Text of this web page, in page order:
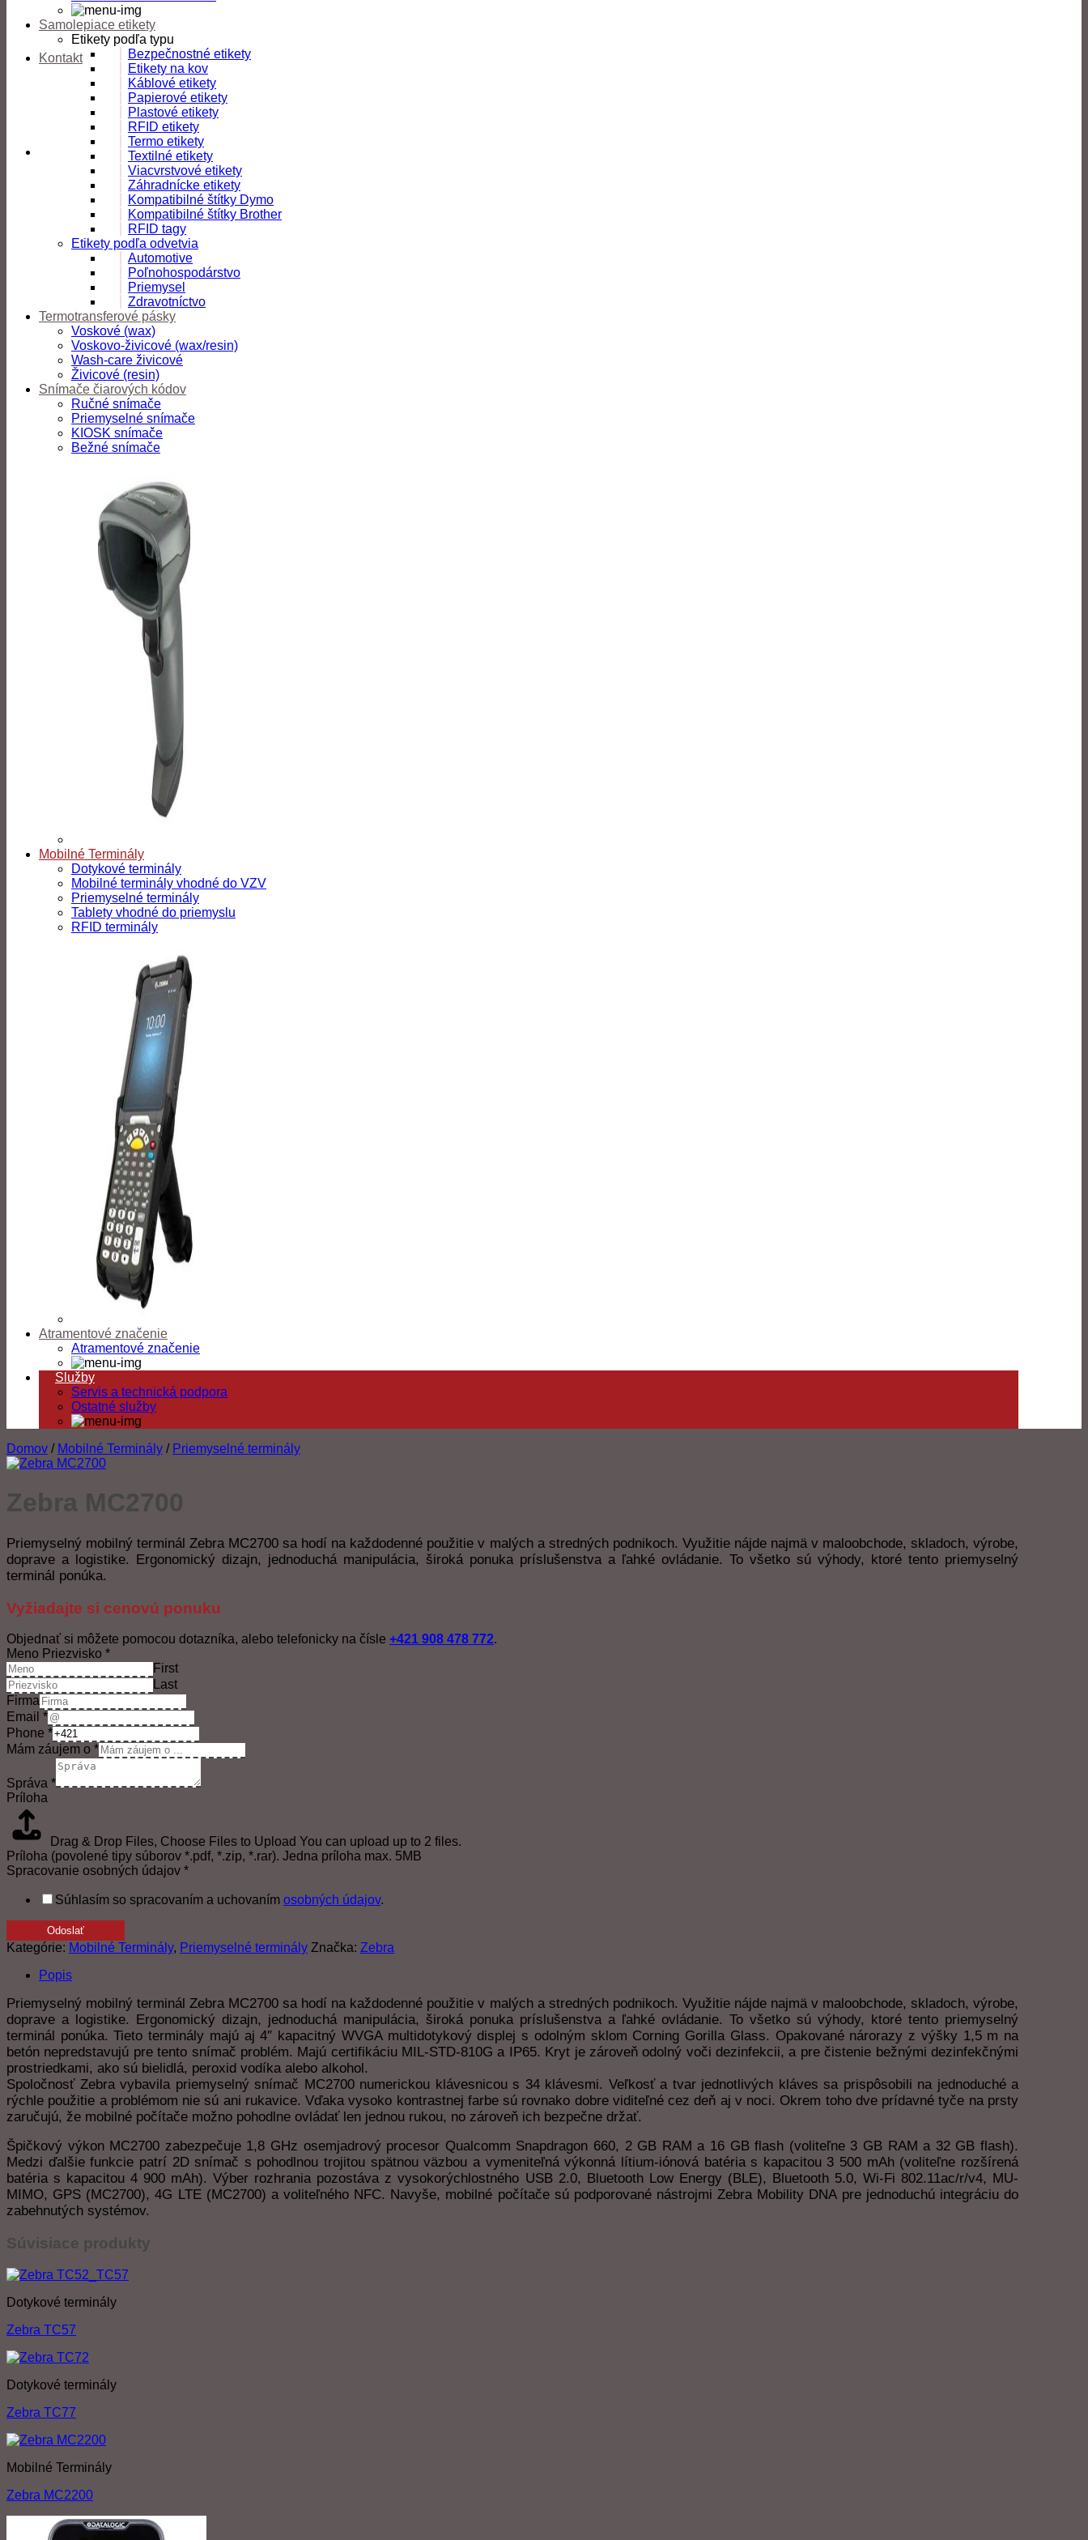
Kontakt
Samolepiace etikety
Etikety podľa typu
Bezpečnostné etikety
Etikety na kov
Káblové etikety
Papierové etikety
Plastové etikety
RFID etikety
Termo etikety
Textilné etikety
Viacvrstvové etikety
Záhradnícke etikety
Kompatibilné štítky Dymo
Kompatibilné štítky Brother
RFID tagy
Etikety podľa odvetvia
Automotive
Poľnohospodárstvo
Priemysel
Zdravotníctvo
Termotransferové pásky
Voskové (wax)
Voskovo-živicové (wax/resin)
Wash-care živicové
Živicové (resin)
Snímače čiarových kódov
Ručné snímače
Priemyselné snímače
KIOSK snímače
Bežné snímače
Mobilné Terminály
Dotykové terminály
Mobilné terminály vhodné do VZV
Priemyselné terminály
Tablety vhodné do priemyslu
RFID terminály
Atramentové značenie
Atramentové značenie
Služby
Servis a technická podpora
Ostatné služby
Domov / Mobilné Terminály / Priemyselné terminály
Zebra MC2700
Priemyselný mobilný terminál Zebra MC2700 sa hodí na každodenné použitie v malých a stredných podnikoch. Využitie nájde najmä v maloobchode, skladoch, výrobe,
doprave a logistike. Ergonomický dizajn, jednoduchá manipulácia, široká ponuka príslušenstva a ľahké ovládanie. To všetko sú výhody, ktoré tento priemyselný
terminál ponúka.
Vyžiadajte si cenovú ponuku
Objednať si môžete pomocou dotazníka, alebo telefonicky na čísle +421 908 478 772.
Meno Priezvisko *
First
Last
Firma
Email *
Phone *
Mám záujem o *
Správa *
Príloha
Drag & Drop Files, Choose Files to Upload You can upload up to 2 files.
Príloha (povolené tipy súborov *.pdf, *.zip, *.rar). Jedna príloha max. 5MB
Spracovanie osobných údajov *
Súhlasím so spracovaním a uchovaním osobných údajov.
Odoslať
Kategórie: Mobilné Terminály, Priemyselné terminály Značka: Zebra
Popis
Priemyselný mobilný terminál Zebra MC2700 sa hodí na každodenné použitie v malých a stredných podnikoch. Využitie nájde najmä v maloobchode, skladoch, výrobe,
doprave a logistike. Ergonomický dizajn, jednoduchá manipulácia, široká ponuka príslušenstva a ľahké ovládanie. To všetko sú výhody, ktoré tento priemyselný
terminál ponúka. Tieto terminály majú aj 4″ kapacitný WVGA multidotykový displej s odolným sklom Corning Gorilla Glass. Opakované nárorazy z výšky 1,5 m na
betón nepredstavujú pre tento snímač problém. Majú certifikáciu MIL-STD-810G a IP65. Kryt je zároveň odolný voči dezinfekcii, a pre čistenie bežnými dezinfekčnými
prostriedkami, ako sú bielidlá, peroxid vodíka alebo alkohol.
Spoločnosť Zebra vybavila priemyselný snímač MC2700 numerickou klávesnicou s 34 klávesmi. Veľkosť a tvar jednotlivých kláves sa prispôsobili na jednoduché a
rýchle použitie a problémom nie sú ani rukavice. Vďaka vysoko kontrastnej farbe sú rovnako dobre viditeľné cez deň aj v noci. Okrem toho dve prídavné tyče na prsty
zaručujú, že mobilné počítače možno pohodlne ovládať len jednou rukou, no zároveň ich bezpečne držať.
Špičkový výkon MC2700 zabezpečuje 1,8 GHz osemjadrový procesor Qualcomm Snapdragon 660, 2 GB RAM a 16 GB flash (voliteľne 3 GB RAM a 32 GB flash).
Medzi ďalšie funkcie patrí 2D snímač s pohodlnou trojitou spätnou väzbou a vymeniteľná výkonná lítium-iónová batéria s kapacitou 3 500 mAh (voliteľne rozšírená
batéria s kapacitou 4 900 mAh). Výber rozhrania pozostáva z vysokorýchlostného USB 2.0, Bluetooth Low Energy (BLE), Bluetooth 5.0, Wi-Fi 802.11ac/r/v4, MU-
MIMO, GPS (MC2700), 4G LTE (MC2700) a voliteľného NFC. Navyše, mobilné počítače sú podporované nástrojmi Zebra Mobility DNA pre jednoduchú integráciu do
zabehnutých systémov.
Súvisiace produkty
Dotykové terminály
Zebra TC57
Dotykové terminály
Zebra TC77
Mobilné Terminály
Zebra MC2200